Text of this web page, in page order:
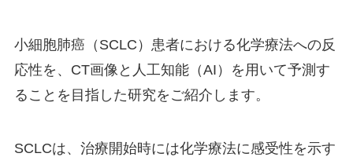
小細胞肺癌（SCLC）患者における化学療法への反
応性を、CT画像と人工知能（AI）を用いて予測す
ることを目指した研究をご紹介します。
SCLCは、治療開始時には化学療法に感受性を示す